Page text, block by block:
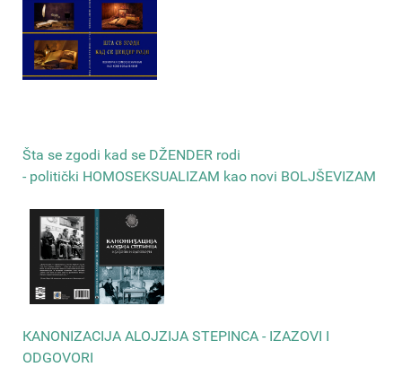
Šta se zgodi kad se DŽENDER rodi
- politički HOMOSEKSUALIZAM kao novi BOLJŠEVIZAM
КANONIZACIJA ALOJZIJA STEPINCA - IZAZOVI I
ODGOVORI